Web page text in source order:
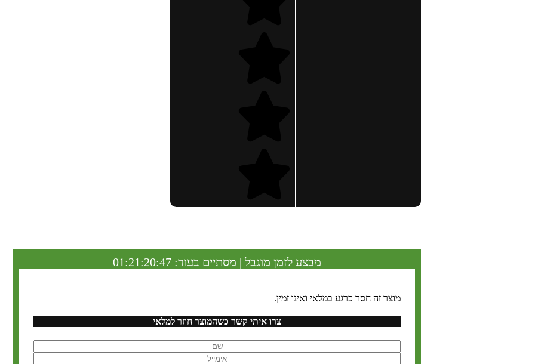
מבצע לזמן מוגבל | מסתיים בעוד: 01:21:20:46
מוצר זה חסר כרגע במלאי ואינו זמין.
צרו איתי קשר כשהמוצר חוזר למלאי